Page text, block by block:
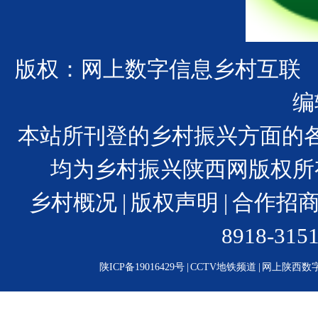
版权：网上数字信息乡村互
本站所刊登的乡村振兴方面的
均为乡村振兴陕西网版权
乡村概况
版权声明 |合作招
8918-
陕ICP备19016429号 |CCTV地铁频道 网上陕西数